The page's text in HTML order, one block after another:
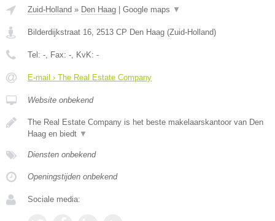
Zuid-Holland » Den Haag | Google maps ▼
Bilderdijkstraat 16 2513 CP Den Haag (Zuid-Holland)
Tel: - , Fax: - , KvK: -
E-mail › The Real Estate Company
Website onbekend
The Real Estate Company is het beste makelaarskantoor van Den
Haag en biedt ▼
Diensten onbekend
Openingstijden onbekend
Sociale media: